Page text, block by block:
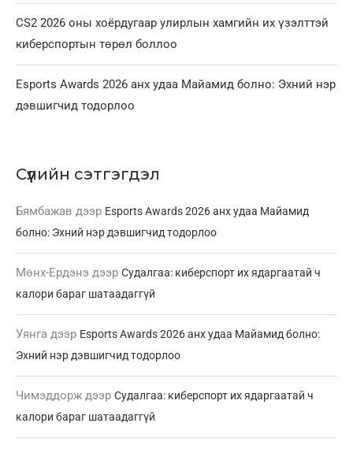
CS2 2026 оны хоёрдугаар улирлын хамгийн их үзэлттэй
киберспортын төрөл боллоо
Esports Awards 2026 анх удаа Майамид болно: Эхний нэр
дэвшигчид тодорлоо
Сүүлийн сэтгэгдэл
Бямбажав дээр Esports Awards 2026 анх удаа Майамид
болно: Эхний нэр дэвшигчид тодорлоо
Мөнх-Ердэнэ дээр Судалгаа: киберспорт их ядаргаатай ч
калори бараг шатаадаггүй
Уянга дээр Esports Awards 2026 анх удаа Майамид болно:
Эхний нэр дэвшигчид тодорлоо
Чимэддорж дээр Судалгаа: киберспорт их ядаргаатай ч
калори бараг шатаадаггүй